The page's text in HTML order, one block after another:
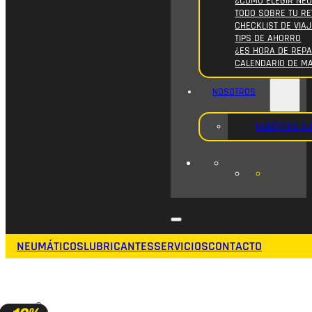
TODO SOBRE TU
CHECKLIST DE
TIPS DE AHORRO
¿ES HORA DE
CALENDARIO DE
NOSOTROS
NUESTRAS
NEUMÁTICOSLUBRICANTESSERVICIOSCONTACTO
🔍